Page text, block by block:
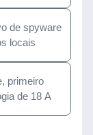
de spyware
locais
primeiro
de 18 A